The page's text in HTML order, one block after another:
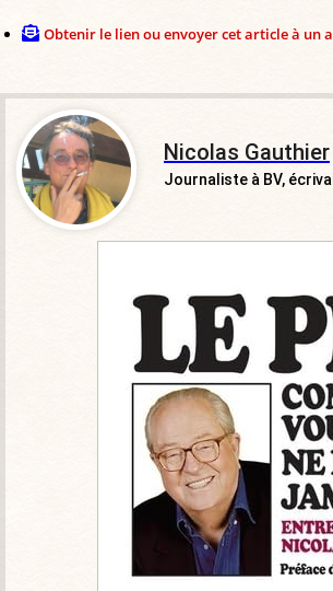
Obtenir le lien ou envoyer cet article à un
Nicolas Gauthier
Journaliste à BV,